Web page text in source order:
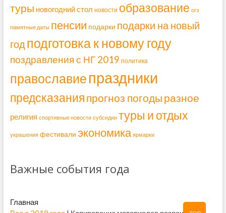
туры новогодний стол новости образование огэ
памятные даты пенсии подарки подарки на новый
год подготовка к новому году
поздравления с НГ 2019 политика
православие праздники
предсказанияпрогноз погоды разное
религия спортивные новости субсидии туры и отдых
украшения фестивали экономика ярмарки
Важные события года
Главная